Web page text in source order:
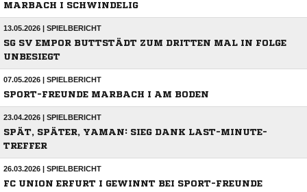
MARBACH I SCHWINDELIG
13.05.2026 | SPIELBERICHT
SG SV EMPOR BUTTSTÄDT ZUM DRITTEN MAL IN FOLGE
UNBESIEGT
07.05.2026 | SPIELBERICHT
SPORT-FREUNDE MARBACH I AM BODEN
23.04.2026 | SPIELBERICHT
SPÄT, SPÄTER, YAMAN: SIEG DANK LAST-MINUTE-
TREFFER
26.03.2026 | SPIELBERICHT
FC UNION ERFURT I GEWINNT BEI SPORT-FREUNDE